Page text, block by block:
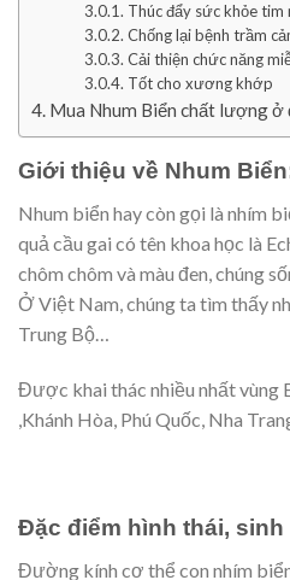
Thúc đẩy sức khỏe tim
Chống lại bệnh trầm
Cải thiện chức năng
Tốt cho xương khớp
Mua Nhum Biển chất lượng ở
Giới thiệu về Nhum
Nhum biển hay còn gọi là nhím
quả cầu gai có tên khoa học là
chôm chôm và màu đen, chúng
Ở Việt Nam, chúng ta tìm thấy
Trung Bộ…
Được khai thác nhiều nhất vùng
,Khánh Hòa, Phú Quốc, Nha
Đặc điểm hình thái,
Đường kính cơ thể con nhím